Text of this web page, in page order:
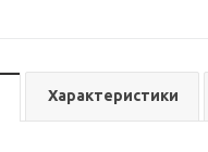
Характеристики